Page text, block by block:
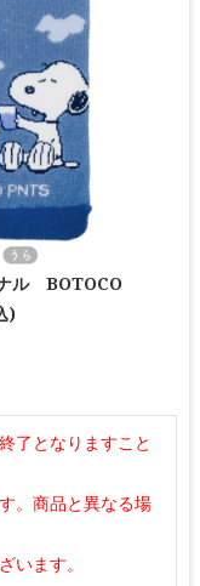
ル BOTOCO
)
了となりますこと
。商品と異なる場
います。